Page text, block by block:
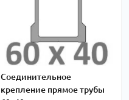
Соединительное
крепление прямое трубы